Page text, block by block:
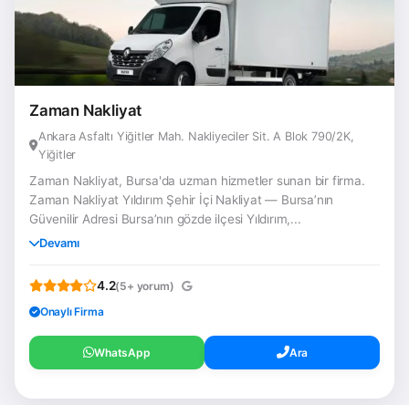
Zaman Nakliyat
Ankara Asfaltı Yiğitler Mah. Nakliyeciler Sit. A Blok 790/2K,
Yiğitler
Zaman Nakliyat, Bursa'da uzman hizmetler sunan bir firma.
Zaman Nakliyat Yıldırım Şehir İçi Nakliyat — Bursa’nın
Güvenilir Adresi Bursa’nın gözde ilçesi Yıldırım,...
Devamı
4.2(5+ yorum)
Onaylı Firma
WhatsApp Ara